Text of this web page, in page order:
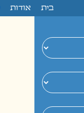
בית אודות